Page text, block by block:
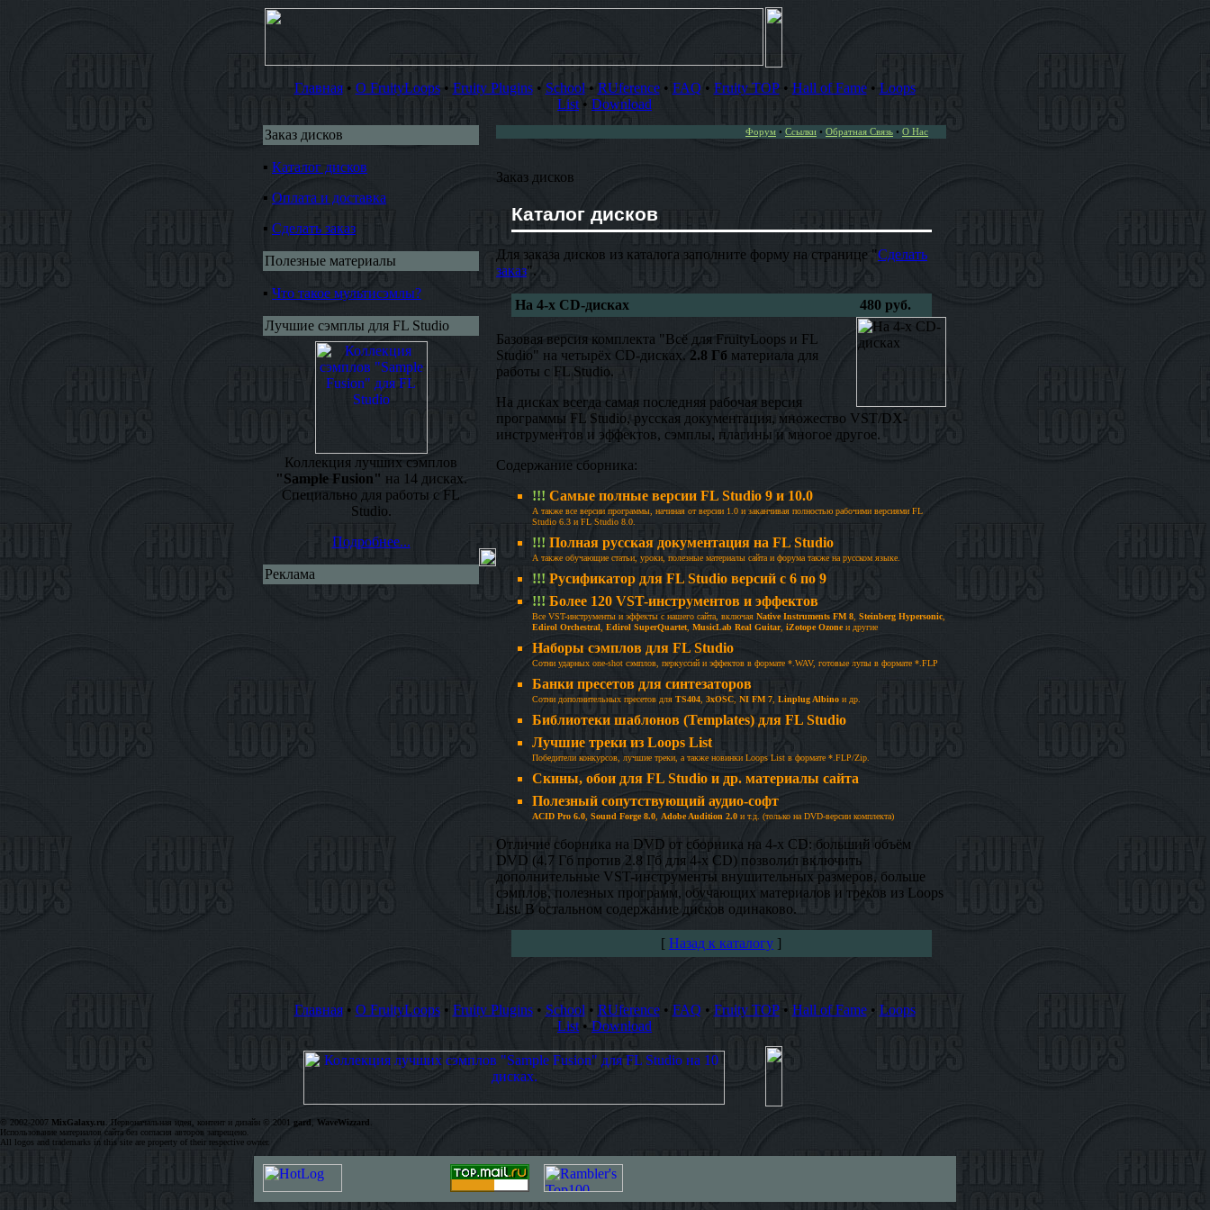
Главная• О FruityLoops• Fruity Plugins• School • RUference• FAQ • Fruity TOP• Hall of Fame• Loops
List • Download
Заказ дисков
▪ Каталог дисков
▪ Оплата и доставка
▪ Сделать заказ
Полезные материалы
▪ Что такое мультисэмлы?
Лучшие сэмплы для FL Studio
Коллекция лучших сэмплов
"Sample Fusion" на 14 дисках.
Специально для работы с FL
Studio.
Подробнее...
Реклама
Форум • Ссылки • Обратная Связь • О Нас
Заказ дисков
Каталог дисков
Для заказа дисков из каталога заполните форму на странице "Сделать
заказ".
На 4-х CD-дисках 480 руб.
Базовая версия комплекта "Всё для FruityLoops и FL
Studio" на четырёх CD-дисках. 2.8 Гб материала для
работы с FL Studio.
На дисках всегда самая последняя рабочая версия
программы FL Studio, русская документация, множество VST/DX-
инструментов и эффектов, сэмплы, плагины и многое другое.
Содержание сборника:
!!! Самые полные версии FL Studio 9 и 10.0
А также все версии программы, начиная от версии 1.0 и заканчивая полностью рабочими версиями FL
Studio 6.3 и FL Studio 8.0.
!!! Полная русская документация на FL Studio
А также обучающие статьи, уроки, полезные материалы сайта и форума также на русском языке.
!!! Русификатор для FL Studio версий с 6 по 9
!!! Более 120 VST-инструментов и эффектов
Все VST-инструменты и эффекты с нашего сайта, включая Native Instruments FM 8 Steinberg Hypersonic
Edirol Orchestral Edirol SuperQuartet MusicLab Real Guitar, iZotope Ozoneи другие
Наборы сэмплов для FL Studio
Сотни ударных one-shot сэмплов, перкуссий и эффектов в формате *.WAV, готовые лупы в формате *.FLP
Банки пресетов для синтезаторов
Сотни дополнительных пресетов для TS404 3xOSC NI FM 7 Linplug Albino и др.
Библиотеки шаблонов (Templates) для FL Studio
Лучшие треки из Loops List
Победители конкурсов, лучшие треки, а также новинки Loops List в формате *.FLP/Zip.
Скины, обои для FL Studio и др. материалы сайта
Полезный сопутствующий аудио-софт
ACID Pro 6.0 Sound Forge 8.0 Adobe Audition 2.0 и т.д. (только на DVD-версии комплекта)
Отличие сборника на DVD от сборника на 4-х CD: больший объём
DVD (4.7 Гб против 2.8 Гб для 4-х CD) позволил включить
дополнительные VST-инструменты внушительных размеров, больше
сэмплов, полезных программ, обучающих материалов и треков из Loops
List. В остальном содержание дисков одинаково.
[ Назад к каталогу ]
Главная• О FruityLoops• Fruity Plugins• School • RUference• FAQ • Fruity TOP• Hall of Fame• Loops
List • Download
© 2002-2007 MixGalaxy.ru . Первоначальная идея, контент и дизайн © 2001 gard WaveWizzard
Использование материалов сайта без согласия авторов запрещено.
All logos and trademarks in this site are property of their respective owner.